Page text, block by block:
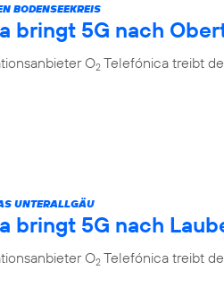
BODENSEEKREIS
bringt 5G nach
O2 Telefónica treibt
UNTERALLGÄU
bringt 5G nach
O2 Telefónica treibt